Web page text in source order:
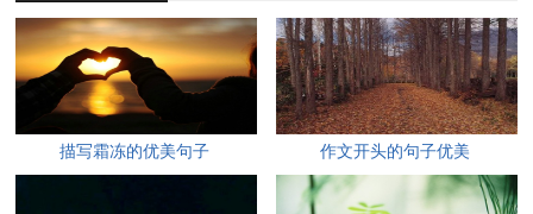
句简单的话语却承载和寄托了多少希望和幸福。在矿山工作的几
年里，目睹了一些不幸，让我更加热爱生活、珍爱生命。
6.宁可千日不松无事，不可一日不防酿祸。抓基础从大处着眼，
防隐患从小处着手。
7.天有不测风云，生命之舟时常会遇到暴风骤雨和滔天巨浪的摧
描写霜冻的优美句子 作文开头的句子优美